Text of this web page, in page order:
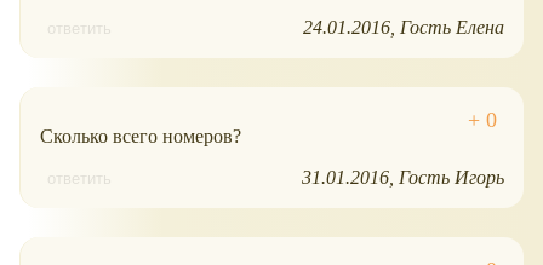
ответить 24.01.2016 Гость Елена
Сколько всего номеров?
ответить 31.01.2016 Гость Игорь